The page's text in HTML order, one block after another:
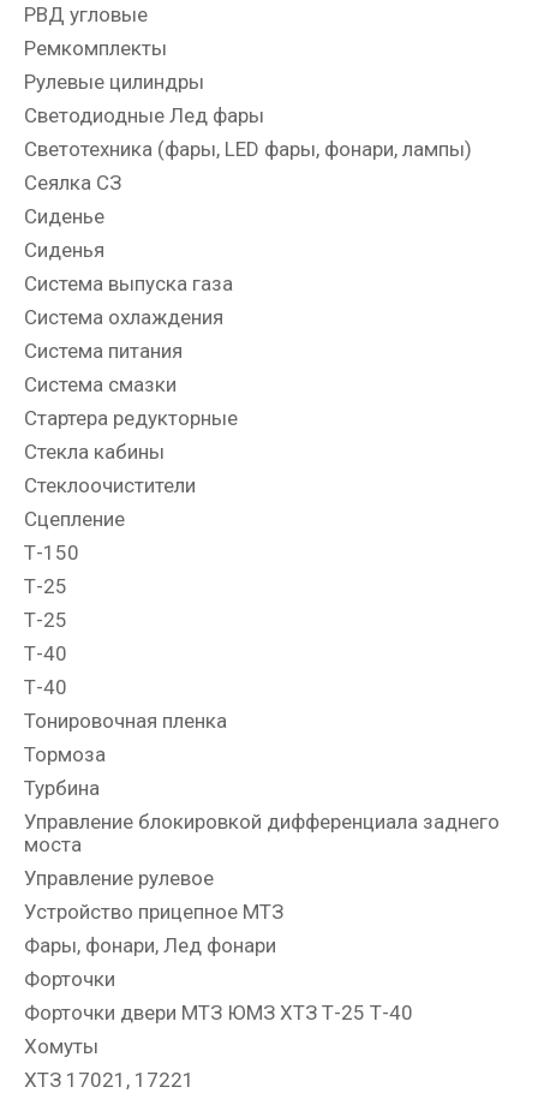
РВД угловые
Ремкомплекты
Рулевые цилиндры
Светодиодные Лед фары
Светотехника (фары, LED фары, фонари, лампы)
Сеялка СЗ
Сиденье
Сиденья
Система выпуска газа
Система охлаждения
Система питания
Система смазки
Стартера редукторные
Стекла кабины
Стеклоочистители
Сцепление
Т-150
Т-25
Т-25
Т-40
Т-40
Тонировочная пленка
Тормоза
Турбина
Управление блокировкой дифференциала заднего
моста
Управление рулевое
Устройство прицепное МТЗ
Фары, фонари, Лед фонари
Форточки
Форточки двери МТЗ ЮМЗ ХТЗ Т-25 Т-40
Хомуты
ХТЗ 17021, 17221